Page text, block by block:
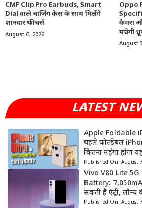
CMF Clip Pro Earbuds, Smart
Dial वाले चार्जिंग केस के साथ मिलेंगे
शानदार फीचर्स
August 6, 2026
Oppo
कैमरा
मचेगी
August
LATEST
Apple Foldable
पहले फोल्डेबल
कितना महंगा होगा
Published On: August
Vivo V80 Lite
Battery:
सकती है एंट्री, लॉन्च
Published On: August